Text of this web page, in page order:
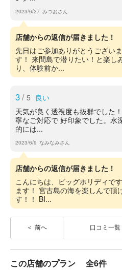
2023/6/27 みつおさん
店舗からの返信が届きました！
先日はご参加ありがとうござい
す！ 来間島で潜りたい！と楽し
り、体験前か...
3/ 5 良い
天気が良く透視度も抜群でした
寧なご対応で 好印象でした。水
的には...
2023/6/9 なみなみさん
店舗からの返信が届きました！
こんにちは、ビッグホリディで
ます！ 宮古島の海を楽しんで頂
す！！ BI...
前へ 口コミ一覧
この店舗のプラン 全6件